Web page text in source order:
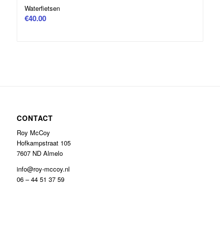
Waterfietsen
€40.00
CONTACT
Roy McCoy
Hofkampstraat 105
7607 ND Almelo
info@roy-mccoy.nl
06 – 44 51 37 59